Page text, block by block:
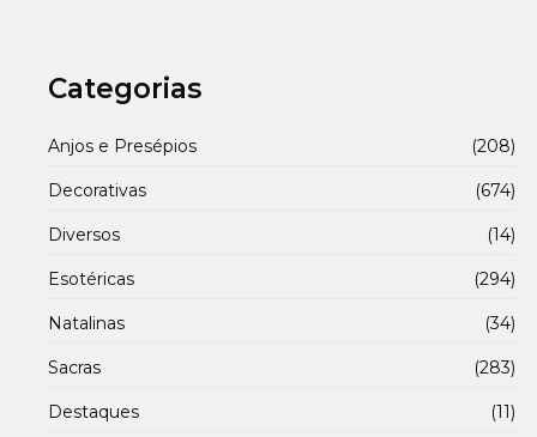
Categorias
Anjos e Presépios (208)
Decorativas (674)
Diversos (14)
Esotéricas (294)
Natalinas (34)
Sacras (283)
Destaques (11)